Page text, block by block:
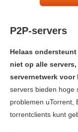
P2P-servers
Helaas
niet op alle
servernetwerk voor
servers bieden hoge
problemen uTorrent,
torrentclients kunt